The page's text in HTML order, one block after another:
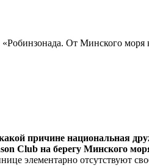
«Робинзонада. От Минского моря
причине национальная
Club на берегу Минского
элементарно отсутствуют